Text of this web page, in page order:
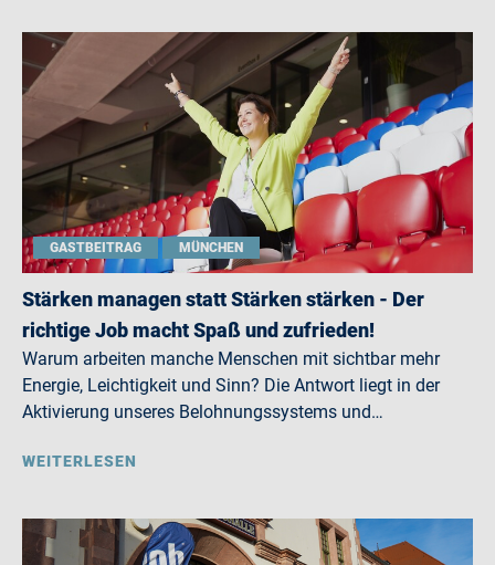
GASTBEITRAG MÜNCHEN
Stärken managen statt Stärken stärken - Der
richtige Job macht Spaß und zufrieden!
Warum arbeiten manche Menschen mit sichtbar mehr
Energie, Leichtigkeit und Sinn? Die Antwort liegt in der
Aktivierung unseres Belohnungssystems und…
WEITERLESEN